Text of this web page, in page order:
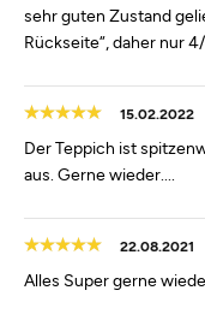
sehr guten Zustand
Rückseite“, daher nur
15.02.2022
Der Teppich ist
aus. Gerne wieder....
22.08.2021
Alles Super gerne